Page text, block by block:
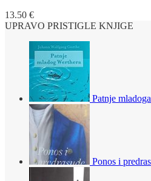
13.50 €
UPRAVO PRISTIGLE KNJIGE
Patnje
Ponos i